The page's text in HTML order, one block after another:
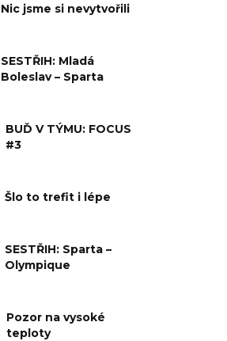
Nic jsme si nevytvořili
SESTŘIH: Mladá
Boleslav – Sparta
BUĎ V TÝMU: FOCUS
#3
Šlo to trefit i lépe
SESTŘIH: Sparta –
Olympique
Pozor na vysoké
teploty